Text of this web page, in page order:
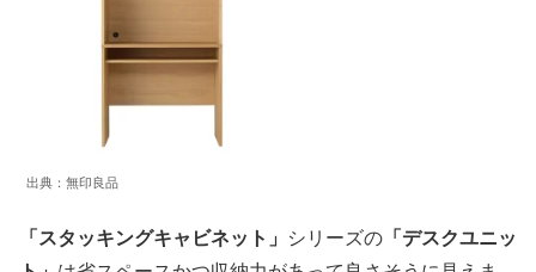
出典：無印良品
「スタッキングキャビネット」 シリーズの 「デスクユニッ